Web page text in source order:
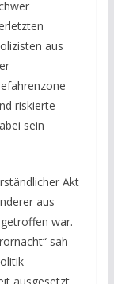
aus
riskierte
sein
Akt
aus
war.
sah